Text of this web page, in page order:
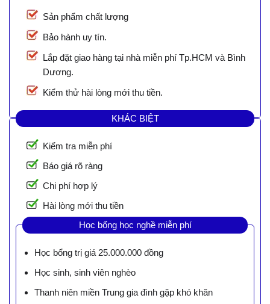
Sản phẩm chất lượng
Bảo hành uy tín.
Lắp đặt giao hàng tại nhà miễn phí Tp.HCM và Bình
Dương.
Kiểm thử hài lòng mới thu tiền.
KHÁC BIỆT
Kiểm tra miễn phí
Báo giá rõ ràng
Chi phí hợp lý
Hài lòng mới thu tiền
Học bổng học nghề miễn phí
Học bổng trị giá 25.000.000 đồng
Học sinh, sinh viên nghèo
Thanh niên miền Trung gia đình gặp khó khăn